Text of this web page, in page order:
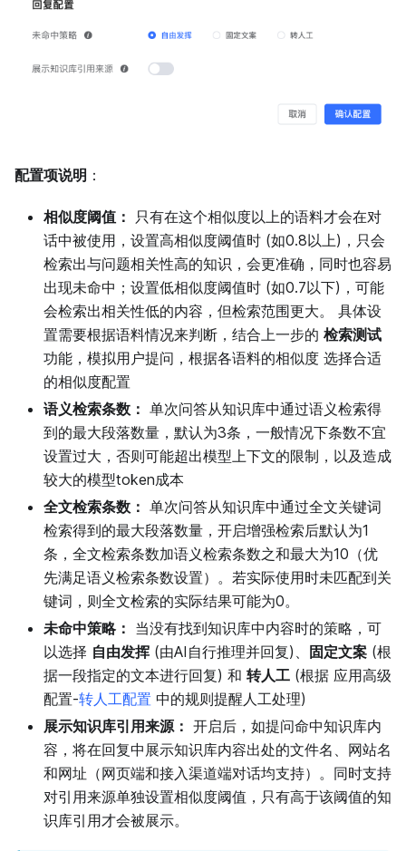
配置项说明 ：
相似度阈值：
只有在这个相似度以上的语料才会在对
话中被使用，设置高相似度阈值时 (如0.8以上)，只会
检索出与问题相关性高的知识，会更准确，同时也容易
出现未命中；设置低相似度阈值时 (如0.7以下)，可能
会检索出相关性低的内容，但检索范围更大。 具体设
置需要根据语料情况来判断，结合上一步的 检索测试
功能，模拟用户提问，根据各语料的相似度 选择合适
的相似度配置
语义检索条数： 单次问答从知识库中通过语义检索得
到的最大段落数量，默认为3条，一般情况下条数不宜
设置过大，否则可能超出模型上下文的限制，以及造成
较大的模型token成本
全文检索条数： 单次问答从知识库中通过全文关键词
检索得到的最大段落数量，开启增强检索后默认为1
条，全文检索条数加语义检索条数之和最大为10（优
先满足语义检索条数设置）。若实际使用时未匹配到关
键词，则全文检索的实际结果可能为0。
未命中策略： 当没有找到知识库中内容时的策略，可
以选择 自由发挥 (由AI自行推理并回复)、 固定文案 (根
据一段指定的文本进行回复) 和 转人工 (根据 应用高级
配置-转人工配置 中的规则提醒人工处理)
展示知识库引用来源： 开启后，如提问命中知识库内
容，将在回复中展示知识库内容出处的文件名、网站名
和网址（网页端和接入渠道端对话均支持）。同时支持
对引用来源单独设置相似度阈值，只有高于该阈值的知
识库引用才会被展示。